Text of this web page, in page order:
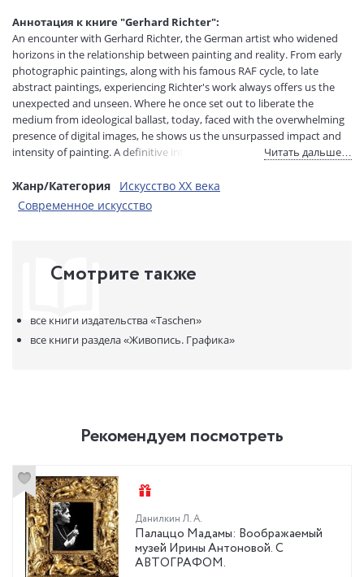
(ДхШхВ):
Вес:
560 гр.
Страниц:
96
Код товара:
1024317
Артикул:
14620729
ISBN:
978-3-8365-7523-2
В продаже с:
24.12.2019
Аннотация к книге "Gerhard Richter":
An encounter with Gerhard Richter, the German artist who widened
horizons in the relationship between painting and reality. From early
photographic paintings, along with his famous RAF cycle, to late
abstract paintings, experiencing Richter's work always offers us the
unexpected and unseen. Where he once set out to liberate the
medium from ideological ballast, today, faced with the overwhelming
presence of digital images, he shows us the unsurpassed impact and
intensity of painting. A definitive introduction to one of the greatest
years of cultural, economic, and political events.
Читать дальше…
Жанр/Категория
Искусство XX века
Современное искусство
Смотрите также
все книги издательства«Taschen»
все книги раздела«Живопись. Графика»
Рекомендуем посмотреть
Данилкин Л. А.
Палаццо Мадамы: Воображаемый
музей Ирины Антоновой. С
АВТОГРАФОМ.